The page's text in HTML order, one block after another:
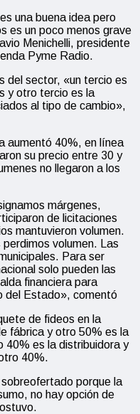
una buena idea pero
es un poco menos grave
Menichelli, presidente
Pyme Radio.
del sector, «un tercio es
y otro tercio es la
al tipo de cambio»,
aumentó 40%, en línea
su precio entre 30 y
no llegaron a los
márgenes,
de licitaciones
mantuvieron volumen.
perdimos volumen. Las
Para ser
solo pueden las
financiera para
del Estado», comentó
de fideos en la
fábrica y otro 50% es la
40% es la distribuidora y
40%.
porque la
no hay opción de